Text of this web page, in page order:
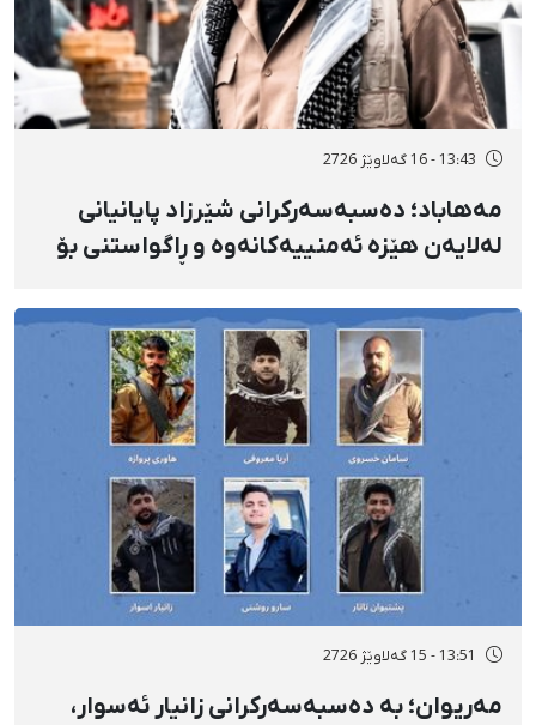
13:43 - 16 گەلاوێژ 2726
مەهاباد؛ دەسبەسەرکرانی شێرزاد پایانیانی
لەلایەن هێزە ئەمنییەکانەوە و ڕاگواستنی بۆ
13:51 - 15 گەلاوێژ 2726
مەریوان؛ بە دەسبەسەرکرانی زانیار ئەسوار،